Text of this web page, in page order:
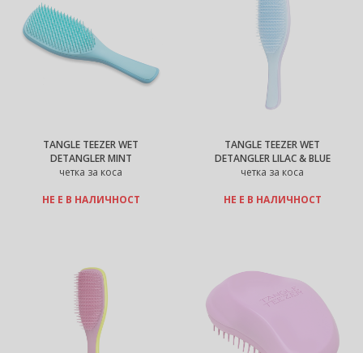
TANGLE TEEZER WET
DETANGLER MINT
четка за коса
НЕ Е В НАЛИЧНОСТ
TANGLE TEEZER WET
DETANGLER LILAC & BLUE
четка за коса
НЕ Е В НАЛИЧНОСТ